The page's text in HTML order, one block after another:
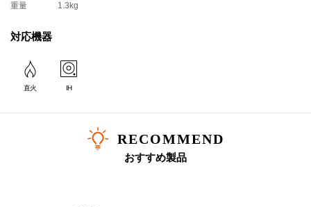
重量
1.3kg
対応機器
直火 IH
RECOMMEND
おすすめ製品